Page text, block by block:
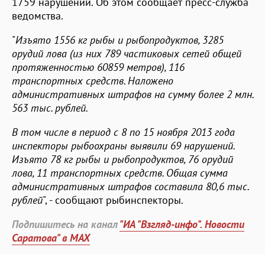
ведомства.
"Изъято 1556 кг рыбы и рыбопродуктов, 3285
орудий лова (из них 789 частиковых сетей общей
протяженностью 60859 метров), 116
транспортных средств. Наложено
административных штрафов на сумму более 2 млн.
563 тыс. рублей.
В том числе в период с 8 по 15 ноября 2013 года
инспекторы рыбоохраны выявили 69 нарушений.
Изъято 78 кг рыбы и рыбопродуктов, 76 орудий
лова, 11 транспортных средств. Общая сумма
административных штрафов составила 80,6 тыс.
рублей", - сообщают рыбинспекторы.
Подпишитесь на канал"ИА "Взгляд-инфо". Новости
Саратова" в MAX